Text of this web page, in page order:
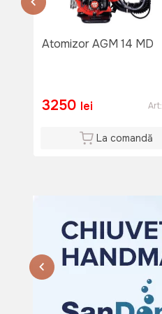
Lu-Vi: 08:00-18:00
Du: 08:00 - 15:00
Atomizor AGM 14 MD
3250 lei Art:
La comandă